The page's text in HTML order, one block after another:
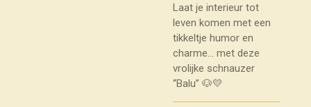
Laat je interieur tot
leven komen met een
tikkeltje humor en
charme… met deze
vrolijke schnauzer
“Balu” 🐶💛